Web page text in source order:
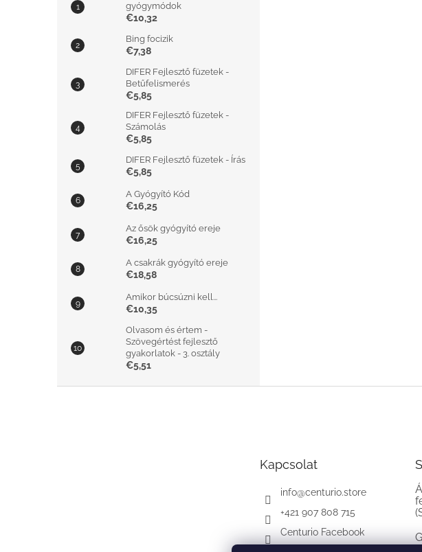
gyógymódok
€10,32
Bing focizik
€7,38
DIFER Fejlesztő füzetek -
Betűfelismerés
€5,85
DIFER Fejlesztő füzetek -
Számolás
€5,85
DIFER Fejlesztő füzetek - Írás
€5,85
A Gyógyító Kód
€16,25
Az ősök gyógyító ereje
€16,25
A csakrák gyógyító ereje
€18,58
Amikor búcsúzni kell...
€10,35
Olvasom és értem -
Szövegértést fejlesztő
gyakorlatok - 3. osztály
€5,51
Kapcsolat
info@centurio.store
+421 907 808 715
Centurio Facebook